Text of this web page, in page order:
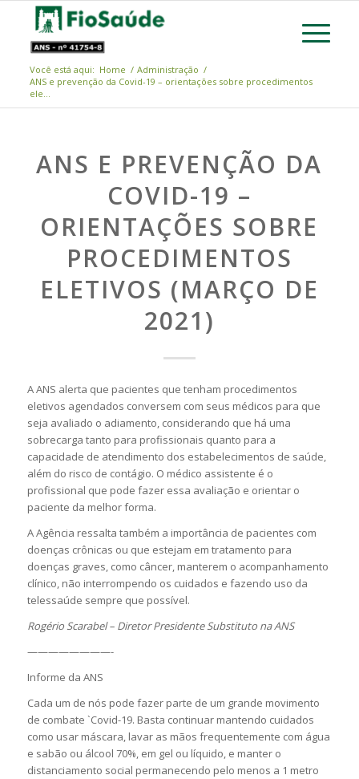
Você está aqui: Home / Administração /
ANS e prevenção da Covid-19 – orientações sobre procedimentos
ele...
ANS E PREVENÇÃO DA
COVID-19 –
ORIENTAÇÕES SOBRE
PROCEDIMENTOS
ELETIVOS (MARÇO DE
2021)
A ANS alerta que pacientes que tenham procedimentos
eletivos agendados conversem com seus médicos para que
seja avaliado o adiamento, considerando que há uma
sobrecarga tanto para profissionais quanto para a
capacidade de atendimento dos estabelecimentos de saúde,
além do risco de contágio. O médico assistente é o
profissional que pode fazer essa avaliação e orientar o
paciente da melhor forma.
A Agência ressalta também a importância de pacientes com
doenças crônicas ou que estejam em tratamento para
doenças graves, como câncer, manterem o acompanhamento
clínico, não interrompendo os cuidados e fazendo uso da
telessaúde sempre que possível.
Rogério Scarabel – Diretor Presidente Substituto na ANS
————————-
Informe da ANS
Cada um de nós pode fazer parte de um grande movimento
de combate `Covid-19. Basta continuar mantendo cuidados
como usar máscara, lavar as mãos frequentemente com água
e sabão ou álcool 70%, em gel ou líquido, e manter o
distanciamento social permanecendo pelo menos a 1 metro